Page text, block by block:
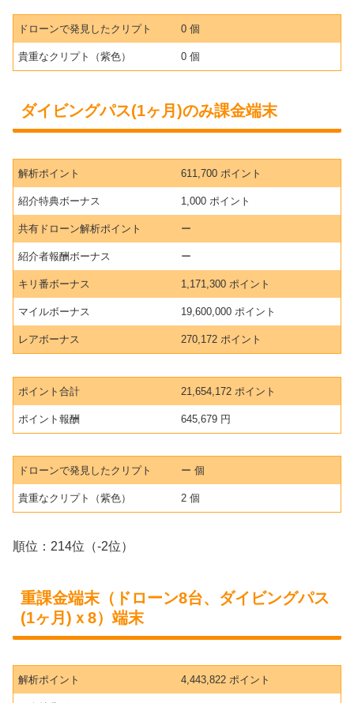
ドローンで発見したクリプト 0 個
貴重なクリプト（紫色） 0 個
ダイビングパス(1ヶ月)のみ課金端末
解析ポイント 611,700 ポイント
紹介特典ボーナス 1,000 ポイント
共有ドローン解析ポイント ー
紹介者報酬ボーナス ー
キリ番ボーナス 1,171,300 ポイント
マイルボーナス 19,600,000 ポイント
レアボーナス 270,172 ポイント
ポイント合計 21,654,172 ポイント
ポイント報酬 645,679 円
ドローンで発見したクリプト ー 個
貴重なクリプト（紫色） 2 個
順位：214位（-2位）
重課金端末（ドローン8台、ダイビングパス
(1ヶ月)ｘ8）端末
解析ポイント 4,443,822 ポイント